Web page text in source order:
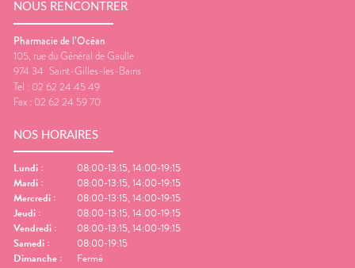
NOUS RENCONTRER
Pharmacie de l’Océan
105, rue du Général de Gaulle
974 34 Saint-Gilles-les-Bains
Tel : 02 62 24 45 49
Fax : 02 62 24 59 70
NOS HORAIRES
Lundi :
08:00-13:15, 14:00-19:15
Mardi :
08:00-13:15, 14:00-19:15
Mercredi :
08:00-13:15, 14:00-19:15
Jeudi :
08:00-13:15, 14:00-19:15
Vendredi :
08:00-13:15, 14:00-19:15
Samedi :
08:00-19:15
Dimanche : Fermé